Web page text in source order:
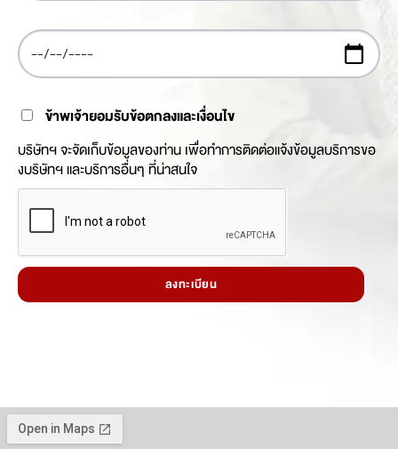
ข้าพเจ้ายอมรับข้อตกลงและเงื่อนไข
บริษัทฯ จะจัดเก็บข้อมูลของท่าน เพื่อทำการติดต่อแจ้งข้อมูลบริการขอ
งบริษัทฯ และบริการอื่นๆ ที่น่าสนใจ
ลงทะเบียน